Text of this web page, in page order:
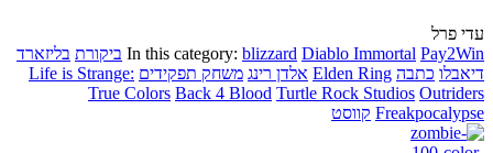
עדי פרל
In this category: blizzard Diablo Immortal Pay2Win ביקורת בליזארד
דיאבלו כתבה Elden Ring אלדן רינג משחק תפקידים Life is Strange:
True Colors Back 4 Blood Turtle Rock Studios Outriders
Freakpocalypse קווסט